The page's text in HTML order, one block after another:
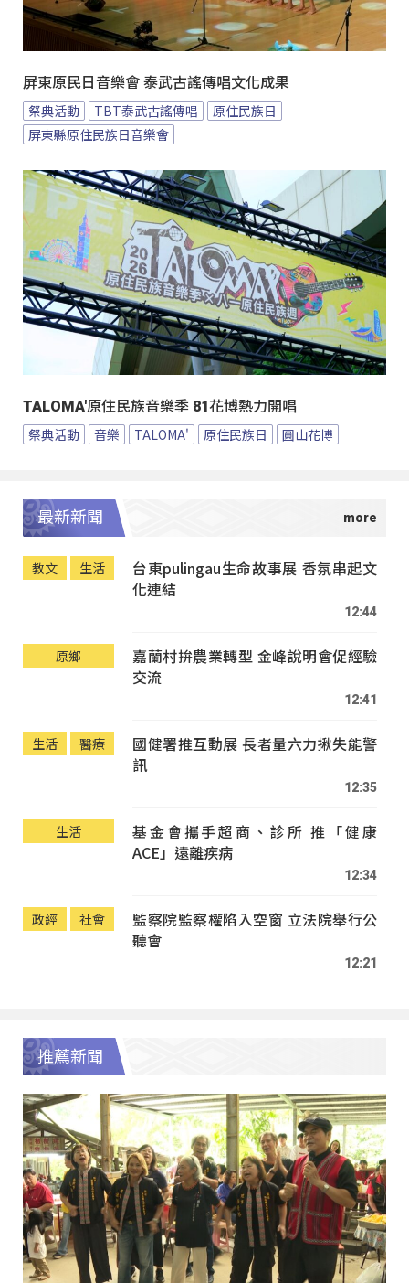
屏東原民日音樂會 泰武古謠傳唱文化成果
祭典活動 TBT泰武古謠傳唱
原住民族日
屏東縣原住民族日音樂會
TALOMA'原住民族音樂季 81花博熱力開唱
祭典活動 音樂 TALOMA' 原住民族日 圓山花博
最新新聞
教文 生活
台東pulingau生命故事展 香氛串起文
化連結
12:44
原鄉
嘉蘭村拚農業轉型 金峰說明會促經驗
交流
12:41
生活 醫療
國健署推互動展 長者量六力揪失能警
訊
12:35
生活
基金會攜手超商、診所 推「健康
ACE」遠離疾病
12:34
政經 社會
監察院監察權陷入空窗 立法院舉行公
聽會
12:21
推薦新聞